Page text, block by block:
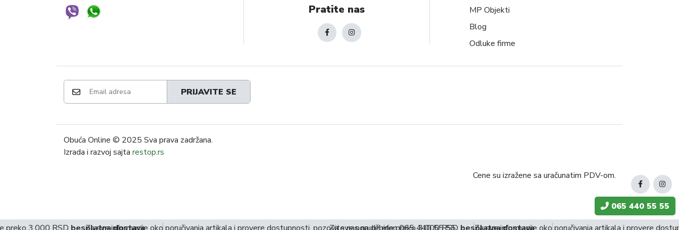
Pratite nas
MP Objekti
Blog
Odluke firme
PRIJAVITE SE
Obuća Online © 2025 Sva prava zadržana.
Izrada i razvoj sajta restop.rs
Cene su izražene sa uračunatim PDV-om.
065 440 55 55